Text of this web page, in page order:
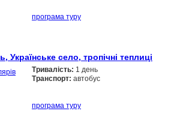
програма туру
Українське село, тропічні теплиці
Тривалість: 1 день
Транспорт: автобус
програма туру